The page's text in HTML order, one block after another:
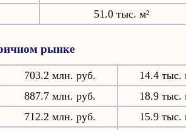
51.0 тыс. м²
рынке
703.2 млн. руб.
14.4 тыс.
887.7 млн. руб.
18.9 тыс.
712.2 млн. руб.
15.9 тыс.